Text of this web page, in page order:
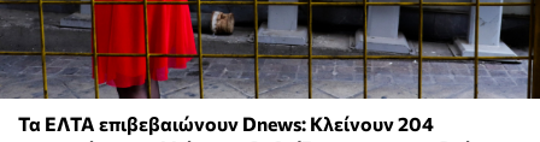
Τα ΕΛΤΑ επιβεβαιώνουν Dnews: Κλείνουν 204